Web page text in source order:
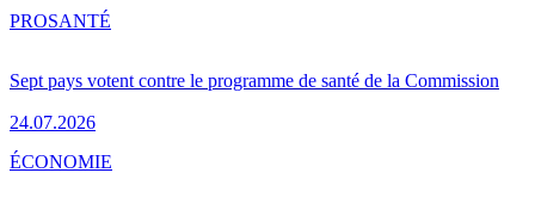
Sept pays votent contre le programme de santé de la Commission
24.07.2026
PROSANTÉ
ÉCONOMIE